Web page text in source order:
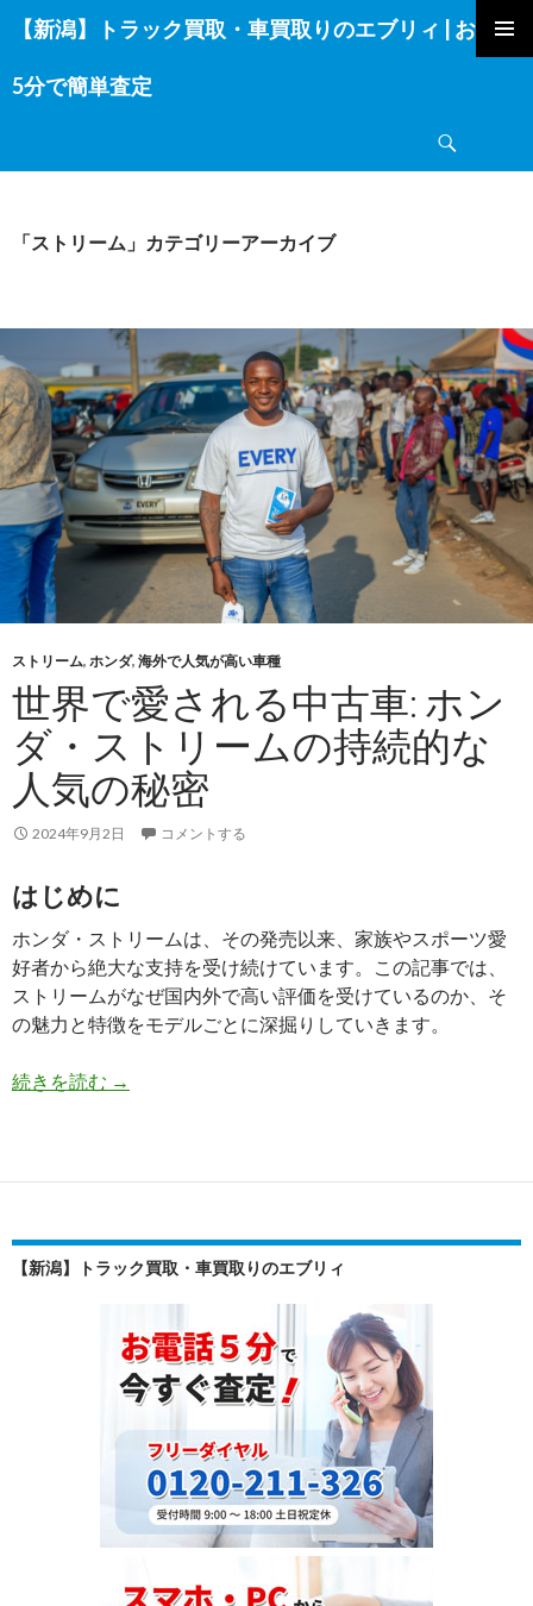
【新潟】トラック買取・車買取りのエブリィ | お電話
5分で簡単査定
ン
テ
へ
ッ「ストリーム」カテゴリーアーカイブ
ストリーム, ホンダ, 海外で人気が高い車種
世界で愛される中古車: ホン
ダ・ストリームの持続的な
人気の秘密
2024年9月2日 コメントする
はじめに
ホンダ・ストリームは、その発売以来、家族やスポーツ愛
好者から絶大な支持を受け続けています。この記事では、
ストリームがなぜ国内外で高い評価を受けているのか、そ
の魅力と特徴をモデルごとに深掘りしていきます。
続きを読む 世
る
中
車:
ホ
ン
ー
の
→
【新潟】トラック買取・車買取りのエブリィ